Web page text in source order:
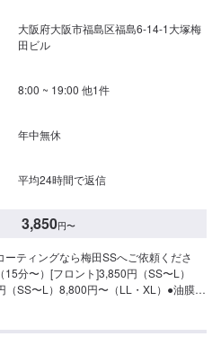
大阪府大阪市福島区福島6-14-1大塚梅
田ビル
8:00 ~ 19:00 他1件
年中無休
平均24時間で返信
3,850円〜
ティングなら梅田SSへご依頼くださ
分〜）[フロント]3,850円（SS〜L）
SS〜L）8,800円〜（LL・XL）●油膜取